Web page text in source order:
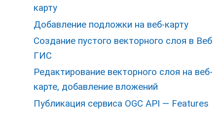
карту
Добавление подложки на веб-карту
Создание пустого векторного слоя в Веб
ГИС
Редактирование векторного слоя на веб-
карте, добавление вложений
Публикация сервиса OGC API — Features